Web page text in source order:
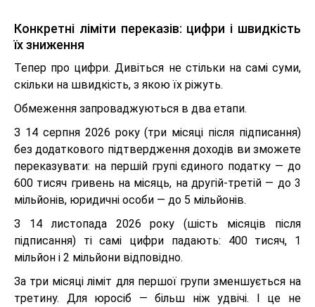
Конкретні ліміти переказів: цифри і швидкість
їх зниження
Тепер про цифри. Дивіться не стільки на самі суми,
скільки на швидкість, з якою їх ріжуть.
Обмеження запроваджуються в два етапи.
З 14 серпня 2026 року (три місяці після підписання)
без додаткового підтвердження доходів ви зможете
переказувати: на першій групі єдиного податку — до
600 тисяч гривень на місяць, на другій-третій — до 3
мільйонів, юридичні особи — до 5 мільйонів.
З 14 листопада 2026 року (шість місяців після
підписання) ті самі цифри падають: 400 тисяч, 1
мільйон і 2 мільйони відповідно.
За три місяці ліміт для першої групи зменшується на
третину. Для юросіб — більш ніж удвічі. І це не